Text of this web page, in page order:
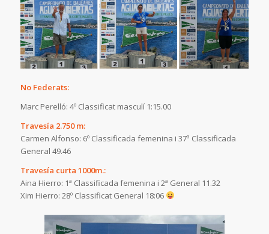
No Federats:
Marc Perelló: 4º Classificat masculí 1:15.00
Travesía 2.750 m:
Carmen Alfonso: 6º Classificada femenina i 37ª Classificada
General 49.46
Travesía curta 1000m.:
Aina Hierro: 1ª Classificada femenina i 2ª General 11.32
Xim Hierro: 28º Classificat General 18:06